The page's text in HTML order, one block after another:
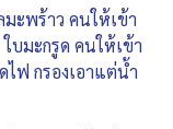
ะพร้าว คนให้เข้า
บมะกรูด คนให้เข้า
ฟ กรองเอาแต่น้ำ